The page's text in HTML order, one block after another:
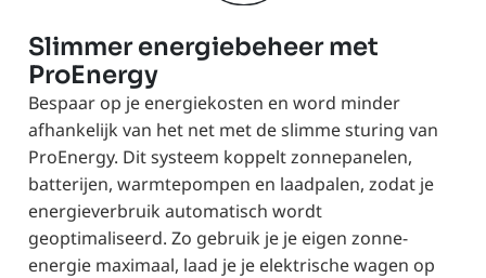
Slimmer energiebeheer met
ProEnergy
Bespaar op je energiekosten en word minder
afhankelijk van het net met de slimme sturing van
ProEnergy. Dit systeem koppelt zonnepanelen,
batterijen, warmtepompen en laadpalen, zodat je
energieverbruik automatisch wordt
geoptimaliseerd. Zo gebruik je je eigen zonne-
energie maximaal, laad je je elektrische wagen op